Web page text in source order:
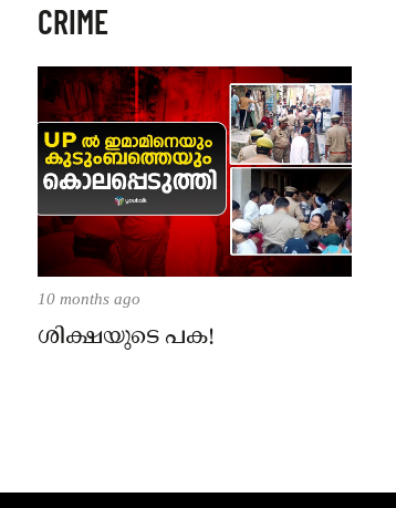
CRIME
10 months ago
ശിക്ഷയുടെ പക!